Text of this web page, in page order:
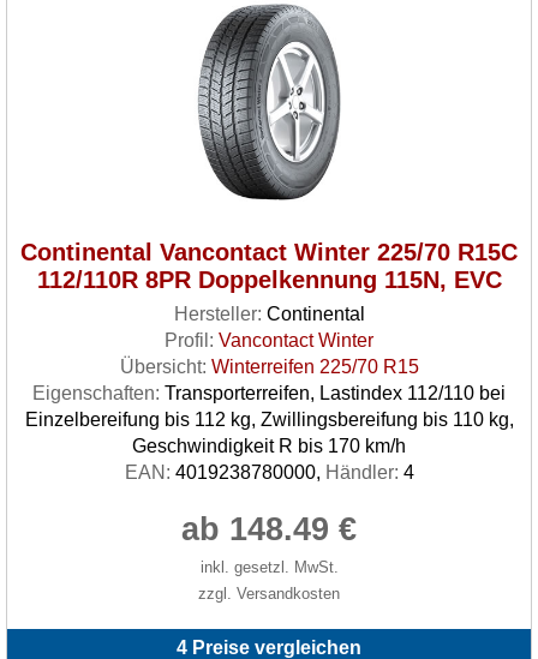
Continental Vancontact Winter 225/70 R15C
112/110R 8PR Doppelkennung 115N, EVC
Hersteller: Continental
Profil: Vancontact Winter
Übersicht: Winterreifen 225/70 R15
Eigenschaften: Transporterreifen, Lastindex 112/110 bei
Einzelbereifung bis 112 kg, Zwillingsbereifung bis 110 kg,
Geschwindigkeit R bis 170 km/h
EAN: 4019238780000, Händler: 4
ab 148.49 €
inkl. gesetzl. MwSt.
zzgl. Versandkosten
4 Preise vergleichen